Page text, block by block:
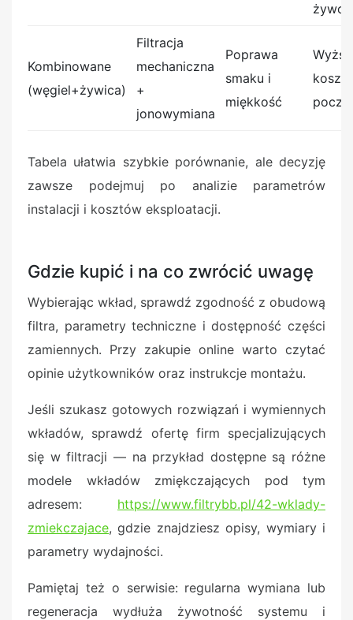
Kombinowane
(węgiel+żywica)
Filtracja
mechaniczna
+
jonowymiana
Poprawa
smaku i
miękkość
koszt
Tabela ułatwia szybkie porównanie, ale decyzję
zawsze podejmuj po analizie parametrów
instalacji i kosztów eksploatacji.
Gdzie kupić i na co zwrócić uwagę
Wybierając wkład, sprawdź zgodność z obudową
filtra, parametry techniczne i dostępność części
zamiennych. Przy zakupie online warto czytać
opinie użytkowników oraz instrukcje montażu.
Jeśli szukasz gotowych rozwiązań i wymiennych
wkładów, sprawdź ofertę firm specjalizujących
się w filtracji — na przykład dostępne są różne
modele wkładów zmiękczających pod tym
adresem: https://www.filtrybb.pl/42-wklady-
zmiekczajace, gdzie znajdziesz opisy, wymiary i
parametry wydajności.
Pamiętaj też o serwisie: regularna wymiana lub
regeneracja wydłuża żywotność systemu i